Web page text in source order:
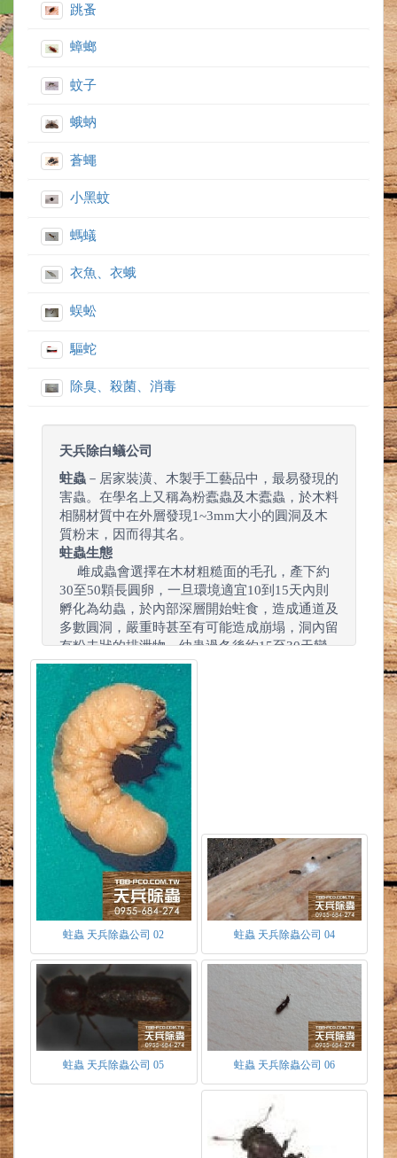
跳蚤
蟑螂
蚊子
蛾蚋
蒼蠅
小黑蚊
螞蟻
衣魚、衣蛾
蜈蚣
驅蛇
除臭、殺菌、消毒
天兵除白蟻公司
蛀蟲 －居家裝潢、木製手工藝品中，最易發現的
害蟲。在學名上又稱為粉蠹蟲及木蠹蟲，於木料
相關材質中在外層發現1~3mm大小的圓洞及木
質粉末，因而得其名。
蛀蟲生態
雌成蟲會選擇在木材粗糙面的毛孔，產下約
30至50顆長圓卵，一旦環境適宜10到15天內則
孵化為幼蟲，於內部深層開始蛀食，造成通道及
多數圓洞，嚴重時甚至有可能造成崩塌，洞內留
有粉未狀的排泄物。幼蟲過冬後約15至30天變
化為蛹，直到4至6月羽化成蟲，蛀食圓洞飛
出，因成蟲生命周期不長，成蟲羽化發出後，隨
即產卵延續後代便結束一生。
蛀蟲喜愛生活於陰暗、無聲的環境，以木材
中的纖維質為食，將其轉化為澱粉及多糖體。當
木材含水量達到8%~15%時，環境適宜便開始活
耀、蛀食。害怕震動，會暫時逃離震動處甚至裝
死，待危險過後再次活動。由於蛀蟲擁有高度的
抗旱能力，當環境中的溫度、濕度、食物來源不
成，才恢復覺醒。因此在新家裝潢後，快則幾個
月慢則一至二年才會發現其危害。又因溫度、濕
度而異。在同批木構建材，裝潢於室內地點的不
蛀蟲 天兵除蟲公司 02 蛀蟲 天兵除蟲公司 04
蛀蟲 天兵除蟲公司 05 蛀蟲 天兵除蟲公司 06